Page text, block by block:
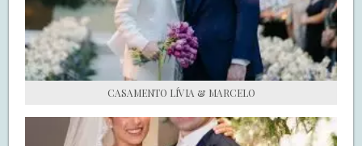
FALE COM O SAY I DO
CASAMENTO LÍVIA & MARCELO